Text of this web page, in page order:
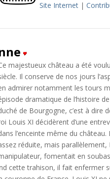
Site Internet |
majestueux château a été
Il conserve de nos jours
admirer notamment les tours
dramatique de l’histoire
de Bourgogne, c’est à dire
Louis XI décidèrent d’une
l’enceinte même du
réduite, mais
fomentait en
cette trahison, il fait enfermer